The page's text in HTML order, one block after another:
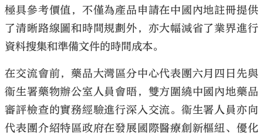
極具參考價值，不僅為產品申請在中國內地註冊提供
了清晰路線圖和時間規劃外，亦大幅減省了業界進行
資料搜集和準備文件的時間成本。
在交流會前，藥品大灣區分中心代表團六月四日先與
衞生署藥物辦公室人員會晤，雙方圍繞中國內地藥品
審評檢查的實務經驗進行深入交流。衞生署人員亦向
代表團介紹特區政府在發展國際醫療創新樞紐、優化